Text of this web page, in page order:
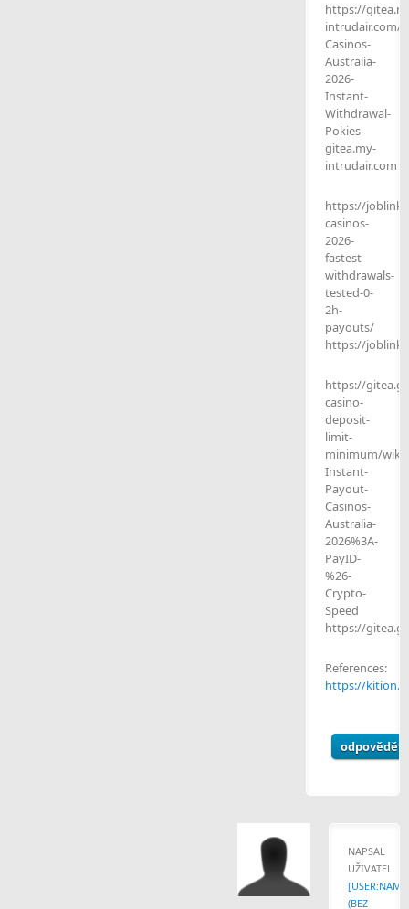
https://
intrudair.com/
Casinos-
Australia-
2026-
Instant-
Withdrawal-
Pokies
gitea.my-
intrudair.com
https://
casinos-
2026-
fastest-
withdrawals-
tested-0-
2h-
payouts/
https://
https://
casino-
deposit-
limit-
minimum/wiki/
Instant-
Payout-
Casinos-
Australia-
2026%3A-
PayID-
%26-
Crypto-
Speed
https://
References:
https://
odpovědět
NAPSAL
UŽIVATEL
(BEZ